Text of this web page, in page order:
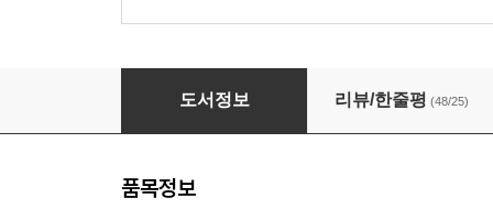
위기의 지구, 물러설 곳 없는 인간
도서정보 리뷰/한줄평 (48/25)
품목정보